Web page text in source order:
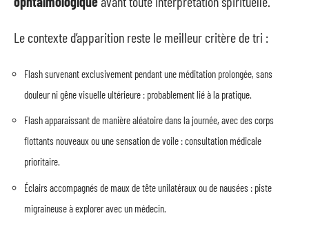
Le contexte d’apparition reste le meilleur critère de tri :
Flash survenant exclusivement pendant une méditation prolongée, sans
douleur ni gêne visuelle ultérieure : probablement lié à la pratique.
Flash apparaissant de manière aléatoire dans la journée, avec des corps
flottants nouveaux ou une sensation de voile : consultation médicale
prioritaire.
Éclairs accompagnés de maux de tête unilatéraux ou de nausées : piste
migraineuse à explorer avec un médecin.